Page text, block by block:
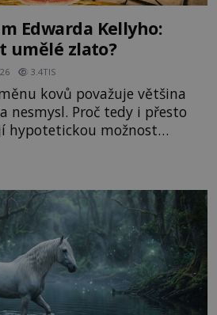
Edwarda Kellyho:
umělé zlato?
3.4TIS
kovů považuje většina
nesmysl. Proč tedy i přesto
hypotetickou možnost
podstatu odhalit anglický
Edward Kelly?
muže, který se stává
již během